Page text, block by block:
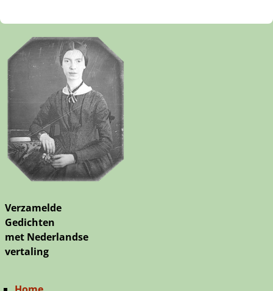
Verzamelde
Gedichten
met Nederlandse
vertaling